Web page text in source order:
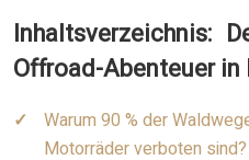
Inhaltsverzeichnis:
Offroad-Abenteuer in
Warum 90 % der
Motorräder verboten sind?